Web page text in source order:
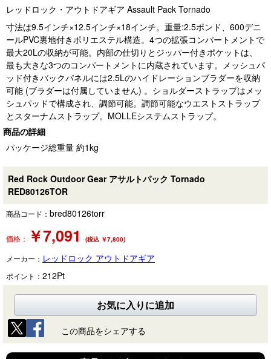
レッドロック・アウトドアギア Assault Pack Tornado
寸法は9.5インチ×12.5インチ×18インチ。重量:2.5ポンド、600デニ
ールPVC裏地付きポリエステル構造。4つの拡張コンパートメントで
最大20Lの収納が可能。内部の仕切りとジッパー付きポケットは、
最も大きな3つのコンパートメントに内蔵されています。メッシュパ
ッド付きバックパネルには2.5Lのハイドレーションブラダーを収納
可能 (ブラダーは付属していません) 。ショルダーストラップはメッ
シュパッドで構成され、調節可能。調節可能なウエストストラップ
とスターナムストラップ。MOLLEシステムストラップ。
商品の詳細
パッケージ総重量 約1kg
Red Rock Outdoor Gear アサルトパック Tornado
RED80126TOR
商品コード： bred80126torr
価格： ￥7,091 (税込 ￥7,800)
メーカー： レッドロック アウトドアギア
ポイント： 212Pt
お気に入りに追加
この商品をシェアする